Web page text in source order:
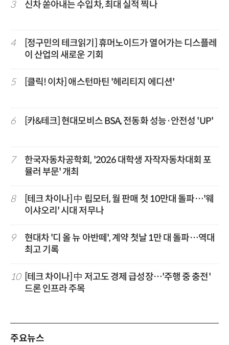
3 신차 쏟아내는 수입차, 최대 실적 찍나
4
[정구민의 테크읽기] 휴머노이드가 열어가는 디스플레
이 산업의 새로운 기회
5 [클릭! 이차] 애스턴마틴 '헤리티지 에디션'
6 [카&테크] 현대모비스 BSA, 전동화 성능·안전성 'UP'
7
한국자동차공학회, '2026 대학생 자작자동차대회 포
뮬러 부문' 개최
8
[테크 차이나] 中 립모터, 월 판매 첫 10만대 돌파…'웨
이샤오리' 시대 저무나
9
현대차 '디 올 뉴 아반떼', 계약 첫날 1만 대 돌파…역대
최고 기록
10
[테크 차이나] 中 저고도 경제 급성장…'주행 중 충전'
드론 인프라 주목
주요뉴스